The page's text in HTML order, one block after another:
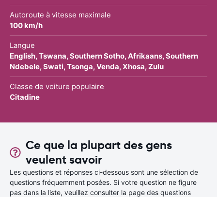
Autoroute à vitesse maximale
100 km/h
Langue
English, Tswana, Southern Sotho, Afrikaans, Southern
Ndebele, Swati, Tsonga, Venda, Xhosa, Zulu
Classe de voiture populaire
Citadine
Ce que la plupart des gens
veulent savoir
Les questions et réponses ci-dessous sont une sélection de
questions fréquemment posées. Si votre question ne figure
pas dans la liste, veuillez consulter la page des questions